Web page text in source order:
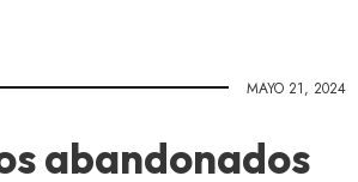
MAYO 21, 2024
abandonados